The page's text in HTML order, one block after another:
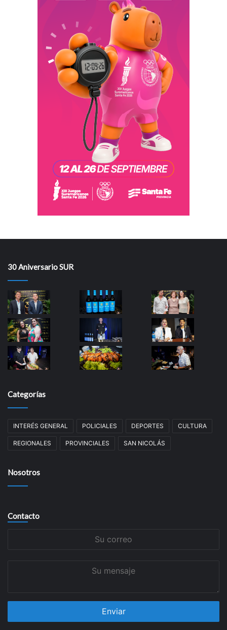
30 Aniversario SUR
Categorías
INTERÉS GENERAL POLICIALES DEPORTES CULTURA
REGIONALES PROVINCIALES SAN NICOLÁS
Nosotros
Contacto